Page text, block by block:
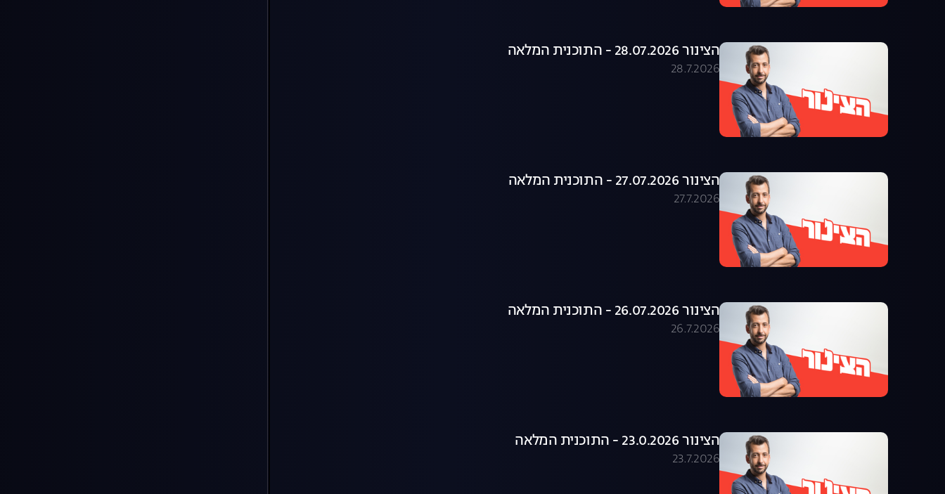
הצינור 28.07.2026 - התוכנית המלאה
28.7.2026
הצינור 27.07.2026 - התוכנית המלאה
27.7.2026
הצינור 26.07.2026 - התוכנית המלאה
26.7.2026
הצינור 23.0.2026 - התוכנית המלאה
23.7.2026